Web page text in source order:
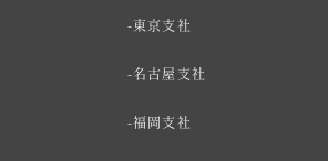
東京支社
名古屋支社
福岡支社